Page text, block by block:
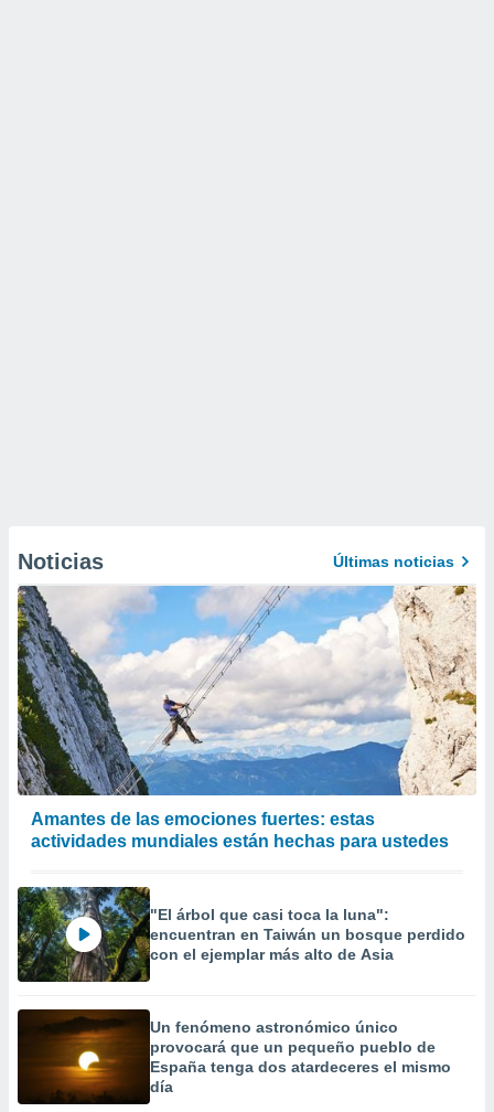
Noticias Últimas noticias
Amantes de las emociones fuertes: estas
actividades mundiales están hechas para ustedes
"El árbol que casi toca la luna":
encuentran en Taiwán un bosque perdido
con el ejemplar más alto de Asia
Un fenómeno astronómico único
provocará que un pequeño pueblo de
España tenga dos atardeceres el mismo
día